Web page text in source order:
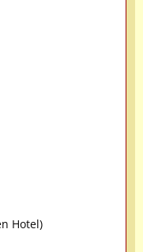
Hotel)